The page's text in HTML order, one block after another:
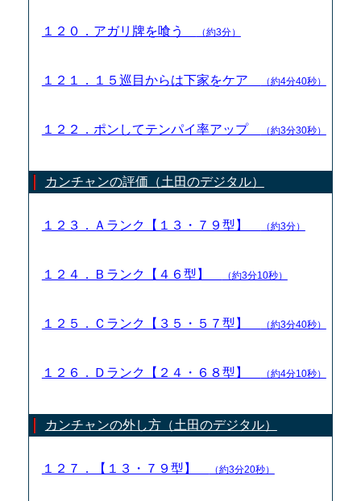
１２０．アガリ牌を喰う （約3分）
１２１．１５巡目からは下家をケア （約4分40秒）
１２２．ポンしてテンパイ率アップ （約3分30秒）
カンチャンの評価（土田のデジタル）
１２３．Ａランク【１３・７９型】 （約3分）
１２４．Ｂランク【４６型】 （約3分10秒）
１２５．Ｃランク【３５・５７型】 （約3分40秒）
１２６．Ｄランク【２４・６８型】 （約4分10秒）
カンチャンの外し方（土田のデジタル）
１２７．【１３・７９型】 （約3分20秒）